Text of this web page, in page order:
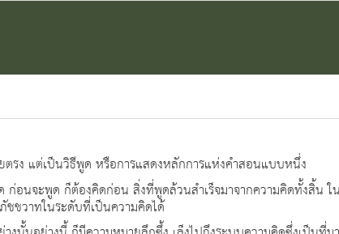
ตรง แต่เป็นวิธีพูด หรือการแสดงหลักการแห่งคำสอนแบบหนึ่ง
ก่อนจะพูด ก็ต้องคิดก่อน สิ่งที่พูดล้วนสำเร็จมาจากความคิดทั้งสิ้น
ชชวาทในระดับที่เป็นความคิดได้